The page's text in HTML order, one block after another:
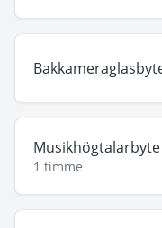
Musikhögtalarbyte
1 timme